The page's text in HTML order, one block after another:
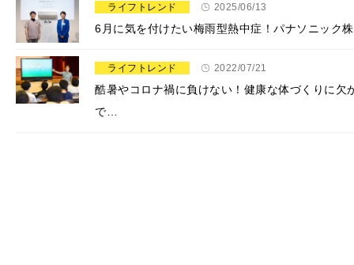
ライフトレンド 2025/06/13
6月に気を付けたい梅雨型熱中症！パナソニック
ライフトレンド 2022/07/21
酷暑やコロナ禍に負けない！健康な体づくりに
で…